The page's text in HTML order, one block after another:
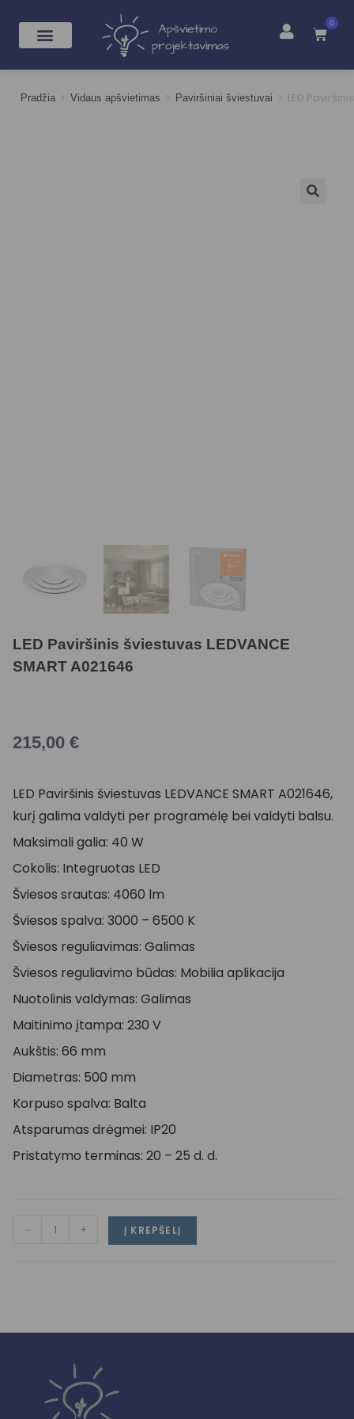
0
Pradžia > Vidaus apšvietimas > Paviršiniai šviestuvai > LED
LED Paviršinis šviestuvas LEDVANCE
SMART A021646
215,00 €
LED Paviršinis šviestuvas LEDVANCE SMART A021646,
kurį galima valdyti per programėlę bei valdyti balsu.
Maksimali galia: 40 W
Cokolis: Integruotas LED
Šviesos srautas: 4060 lm
Šviesos spalva: 3000 – 6500 K
Šviesos reguliavimas: Galimas
Šviesos reguliavimo būdas: Mobilia aplikacija
Nuotolinis valdymas: Galimas
Maitinimo įtampa: 230 V
Aukštis: 66 mm
Diametras: 500 mm
Korpuso spalva: Balta
Atsparumas drėgmei: IP20
Pristatymo terminas: 20 – 25 d. d.
- + Į KREPŠELĮ